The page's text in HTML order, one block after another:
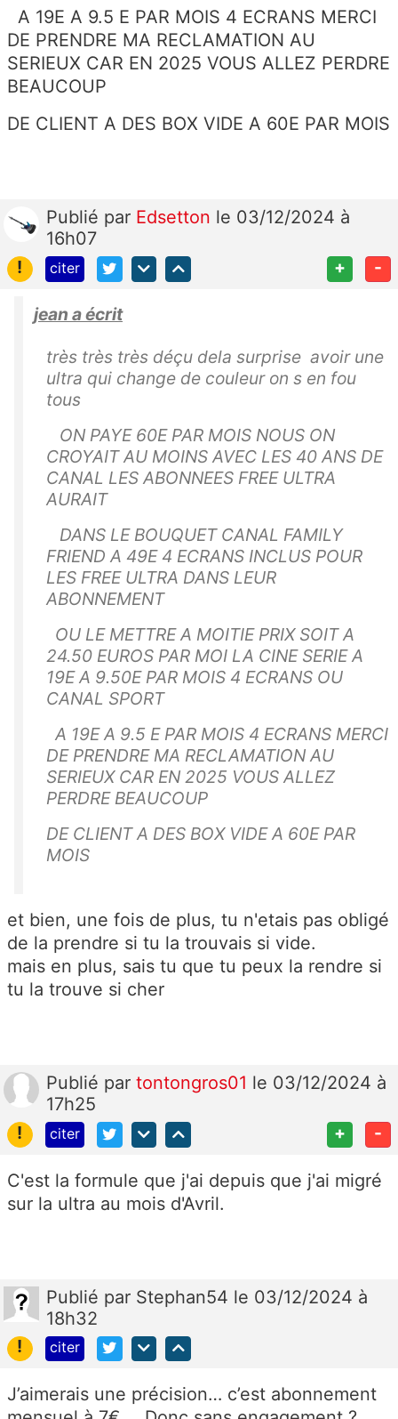
A 19E A 9.5 E PAR MOIS 4 ECRANS MERCI
DE PRENDRE MA RECLAMATION AU
SERIEUX CAR EN 2025 VOUS ALLEZ PERDRE
BEAUCOUP
DE CLIENT A DES BOX VIDE A 60E PAR MOIS
Publié par Edsetton le 03/12/2024 à
16h07
!
citer + -
jean a écrit
très très très déçu dela surprise avoir une
ultra qui change de couleur on s en fou
tous
ON PAYE 60E PAR MOIS NOUS ON
CROYAIT AU MOINS AVEC LES 40 ANS DE
CANAL LES ABONNEES FREE ULTRA
AURAIT
DANS LE BOUQUET CANAL FAMILY
FRIEND A 49E 4 ECRANS INCLUS POUR
LES FREE ULTRA DANS LEUR
ABONNEMENT
OU LE METTRE A MOITIE PRIX SOIT A
24.50 EUROS PAR MOI LA CINE SERIE A
19E A 9.50E PAR MOIS 4 ECRANS OU
CANAL SPORT
A 19E A 9.5 E PAR MOIS 4 ECRANS MERCI
DE PRENDRE MA RECLAMATION AU
SERIEUX CAR EN 2025 VOUS ALLEZ
PERDRE BEAUCOUP
DE CLIENT A DES BOX VIDE A 60E PAR
MOIS
et bien, une fois de plus, tu n'etais pas obligé
de la prendre si tu la trouvais si vide.
mais en plus, sais tu que tu peux la rendre si
tu la trouve si cher
Publié par tontongros01 le 03/12/2024 à
17h25
!
citer + -
C'est la formule que j'ai depuis que j'ai migré
sur la ultra au mois d'Avril.
Publié par Stephan54 le 03/12/2024 à
18h32
!
citer
J’aimerais une précision… c’est abonnement